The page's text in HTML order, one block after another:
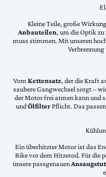
Kleine Teile, große
Anbauteilen, um die Optik
muss stimmen. Mit unseren
VomKettensatz, der die Kraft
saubere Gangwechsel sorgt –
der Motor frei atmen kann und
undÖlfilterPflicht. Das
Ein überhitzter Motor ist das
Bike vor dem Hitzetod. Für die
unsere passgenauen